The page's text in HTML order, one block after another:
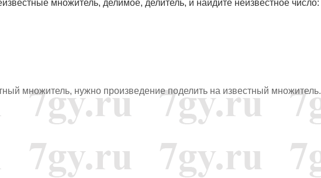
множитель, делимое, делитель, и найдите неизвестное число:
множитель, нужно произведение поделить на известный множитель.